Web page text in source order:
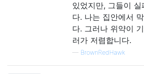
있었지만, 그들이
다. 나는 집안에서
다. 그러나 위약이
러가 저렴합니다.
— BrownRedHawk